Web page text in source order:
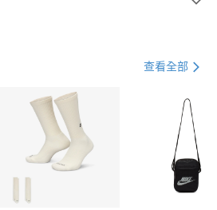
21家銀行
第一商業銀行
彰化商業銀行
查看全部